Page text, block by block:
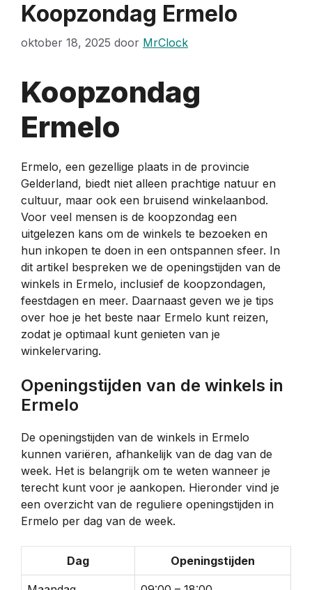
Koopzondag Ermelo
oktober 18, 2025 door MrClock
Koopzondag
Ermelo
Ermelo, een gezellige plaats in de provincie
Gelderland, biedt niet alleen prachtige natuur en
cultuur, maar ook een bruisend winkelaanbod.
Voor veel mensen is de koopzondag een
uitgelezen kans om de winkels te bezoeken en
hun inkopen te doen in een ontspannen sfeer. In
dit artikel bespreken we de openingstijden van de
winkels in Ermelo, inclusief de koopzondagen,
feestdagen en meer. Daarnaast geven we je tips
over hoe je het beste naar Ermelo kunt reizen,
zodat je optimaal kunt genieten van je
winkelervaring.
Openingstijden van de winkels in
Ermelo
De openingstijden van de winkels in Ermelo
kunnen variëren, afhankelijk van de dag van de
week. Het is belangrijk om te weten wanneer je
terecht kunt voor je aankopen. Hieronder vind je
een overzicht van de reguliere openingstijden in
Ermelo per dag van de week.
Dag Openingstijden